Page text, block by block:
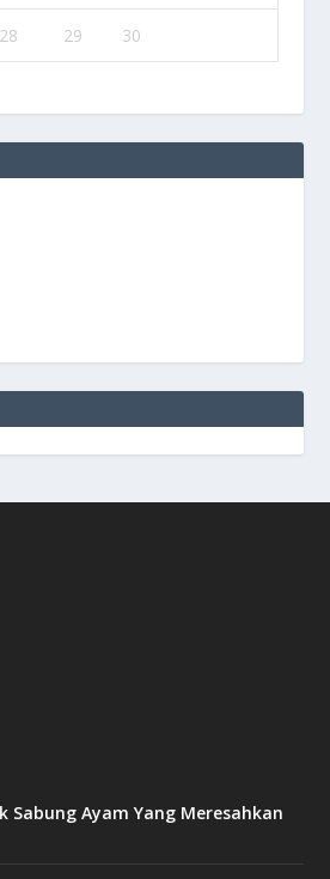
28 29
30
Sabung Ayam Yang Meresahkan